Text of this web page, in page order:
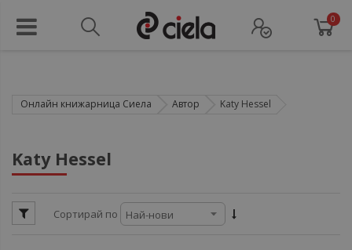
0
Онлайн книжарница Сиела Автор Katy Hessel
Katy Hessel
Сортирай по